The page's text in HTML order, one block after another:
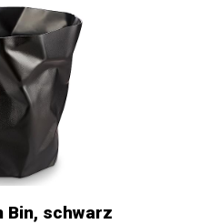
Bin, schwarz